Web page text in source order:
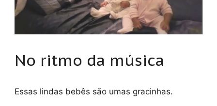
No ritmo da música
Essas lindas bebês são umas gracinhas.